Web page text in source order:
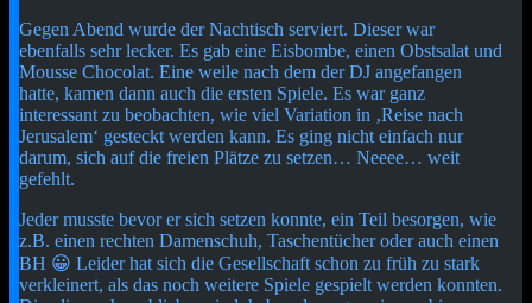
Gegen Abend wurde der Nachtisch serviert. Dieser war
ebenfalls sehr lecker. Es gab eine Eisbombe, einen Obstsalat und
Mousse Chocolat. Eine weile nach dem der DJ angefangen
hatte, kamen dann auch die ersten Spiele. Es war ganz
interessant zu beobachten, wie viel Variation in ‚Reise nach
Jerusalem‘ gesteckt werden kann. Es ging nicht einfach nur
darum, sich auf die freien Plätze zu setzen… Neeee… weit
gefehlt.
Jeder musste bevor er sich setzen konnte, ein Teil besorgen, wie
z.B. einen rechten Damenschuh, Taschentücher oder auch einen
BH 😀 Leider hat sich die Gesellschaft schon zu früh zu stark
verkleinert, als das noch weitere Spiele gespielt werden konnten.